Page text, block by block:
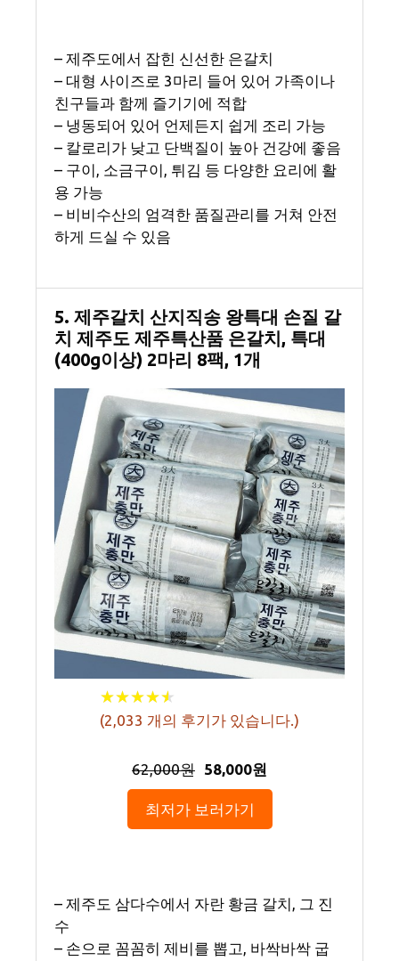
– 제주도에서 잡힌 신선한 은갈치
– 대형 사이즈로 3마리 들어 있어 가족이나
친구들과 함께 즐기기에 적합
– 냉동되어 있어 언제든지 쉽게 조리 가능
– 칼로리가 낮고 단백질이 높아 건강에 좋음
– 구이, 소금구이, 튀김 등 다양한 요리에 활
용 가능
– 비비수산의 엄격한 품질관리를 거쳐 안전
하게 드실 수 있음
5. 제주갈치 산지직송 왕특대 손질 갈
치 제주도 제주특산품 은갈치, 특대
(400g이상) 2마리 8팩, 1개
★★★★★
★★★★★
(2,033 개의 후기가 있습니다.)
62,000원 58,000원
최저가 보러가기
– 제주도 삼다수에서 자란 황금 갈치, 그 진
수
– 손으로 꼼꼼히 제비를 뽑고, 바싹바싹 굽